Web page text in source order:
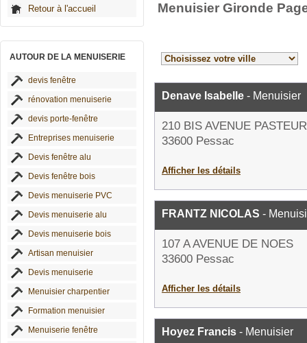
Retour à l'accueil
AUTOUR DE LA MENUISERIE
devis fenêtre
rénovation menuiserie
devis porte-fenêtre
Entreprises menuiserie
Devis fenêtre alu
Devis fenêtre bois
Devis menuiserie PVC
Devis menuiserie alu
Devis menuiserie bois
Artisan menuisier
Devis menuiserie
Menuisier charpentier
Formation menuisier
Menuiserie fenêtre
Menuisier Gironde
Denave Isabelle - Menuisier
210 BIS AVENUE PASTEUR
33600 Pessac
Afficher les détails
FRANTZ NICOLAS -
107 A AVENUE DE NOES
33600 Pessac
Afficher les détails
Hoyez Francis - Menuisier